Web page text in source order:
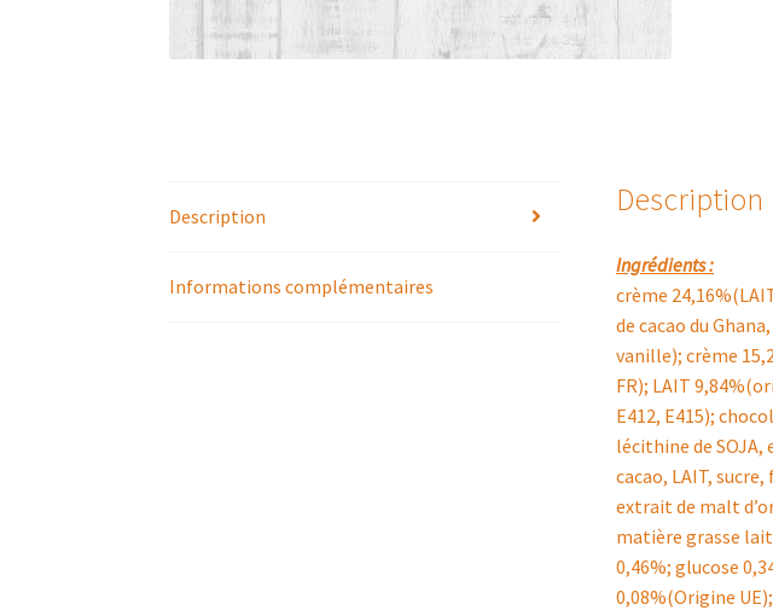
Description
Informations complémentaires
Description
Ingrédients :
crème
de cacao du
vanille); crème
FR); LAIT
E412, E415);
lécithine de
cacao, LAIT,
extrait de malt
matière grasse
0,46%; glucose
0,08%(Origine